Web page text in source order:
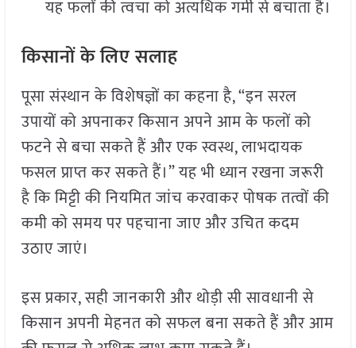
यह फलों की त्वचा को अत्यधिक गर्मी से बचाता है।
किसानों के लिए सलाह
पूसा संस्थान के विशेषज्ञों का कहना है, “इन सरल
उपायों को अपनाकर किसान अपने आम के फलों को
फटने से बचा सकते हैं और एक स्वस्थ, लाभदायक
फसल प्राप्त कर सकते हैं।” यह भी ध्यान रखना जरूरी
है कि मिट्टी की नियमित जांच करवाकर पोषक तत्वों की
कमी को समय पर पहचाना जाए और उचित कदम
उठाए जाएं।
इस प्रकार, सही जानकारी और थोड़ी सी सावधानी से
किसान अपनी मेहनत को सफल बना सकते हैं और आम